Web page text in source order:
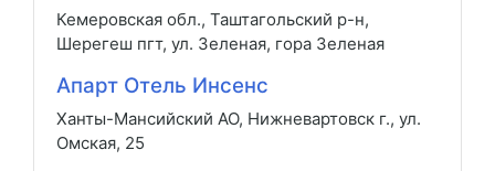
Кемеровская обл., Таштагольский р-н,
Шерегеш пгт, ул. Зеленая, гора Зеленая
Апарт Отель Инсенс
Ханты-Мансийский АО, Нижневартовск г., ул.
Омская, 25